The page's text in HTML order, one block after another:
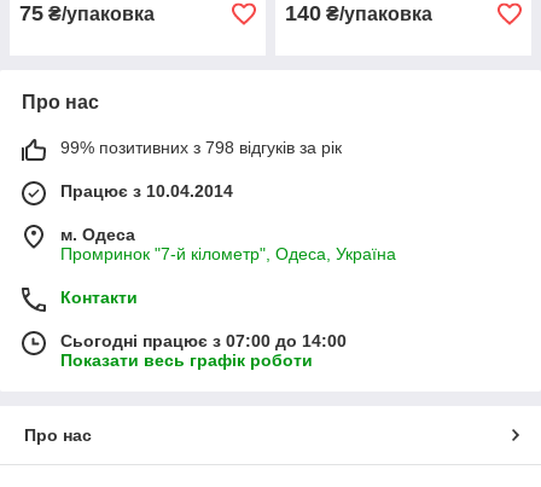
75 ₴/упаковка 140 ₴/упаковка
Про нас
99% позитивних з 798 відгуків за рік
Працює з 10.04.2014
м. Одеса
Промринок "7-й кілометр", Одеса, Україна
Контакти
Сьогодні працює з 07:00 до 14:00
Показати весь графік роботи
Про нас